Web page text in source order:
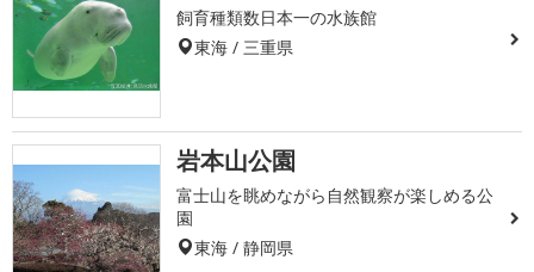
飼育種類数日本一の水族館
東海 / 三重県
岩本山公園
富士山を眺めながら自然観察が楽しめる公
園
東海 / 静岡県